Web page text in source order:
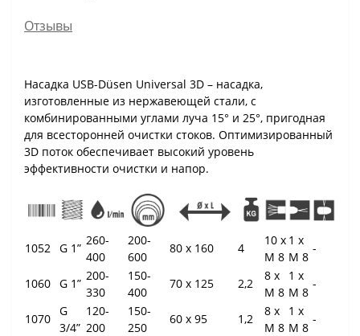
Отзывы
Насадка USB-Düsen Universal 3D – насадка,
изготовленные из нержавеющей стали, с
комбинированными углами луча 15° и 25°, пригодная
для всесторонней очистки стоков. Оптимизированный
3D поток обеспечивает высокий уровень
эффективности очистки и напор.
1052 G 1”
260-
400
200-
600
80 x 160 4
10 x
M 8
1 x
M 8
-
1060 G 1”
200-
330
150-
400
70 x 125 2,2
8 x
M 8
1 x
M 8
-
1070
G
3/4”
120-
200
150-
250
60 x 95 1,2
8 x
M 8
1 x
M 8
-